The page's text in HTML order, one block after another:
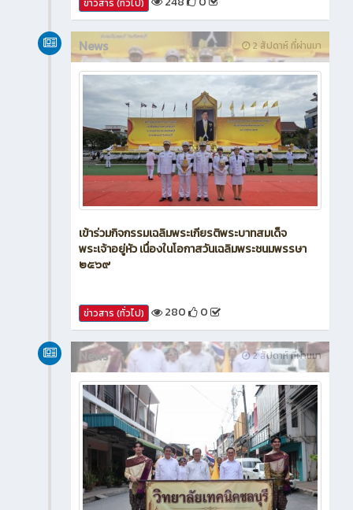
248 0
News
เข้าร่วมกิจกรรมเฉลิมพระเกียรติพระบาทสมเด็จ
พระเจ้าอยู่หัว เนื่องในโอกาสวันเฉลิมพระชนมพรรษา
280 0
2 สัปดาห์ ที่ผ่านมา
News